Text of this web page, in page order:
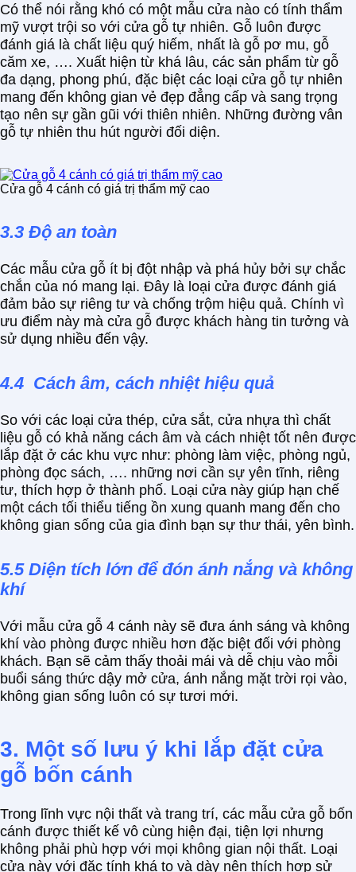
Có thể nói rằng khó có một mẫu cửa nào có tính thẩm
mỹ vượt trội so với cửa gỗ tự nhiên. Gỗ luôn được
đánh giá là chất liệu quý hiếm, nhất là gỗ pơ mu, gỗ
căm xe, …. Xuất hiện từ khá lâu, các sản phẩm từ gỗ
đa dạng, phong phú, đặc biệt các loại cửa gỗ tự nhiên
mang đến không gian vẻ đẹp đẳng cấp và sang trọng
tạo nên sự gần gũi với thiên nhiên. Những đường vân
gỗ tự nhiên thu hút người đối diện.
Cửa gỗ 4 cánh có giá trị thẩm mỹ cao
3.3 Độ an toàn
Các mẫu cửa gỗ ít bị đột nhập và phá hủy bởi sự chắc
chắn của nó mang lại. Đây là loại cửa được đánh giá
đảm bảo sự riêng tư và chống trộm hiệu quả. Chính vì
ưu điểm này mà cửa gỗ được khách hàng tin tưởng và
sử dụng nhiều đến vậy.
4.4 Cách âm, cách nhiệt hiệu quả
So với các loại cửa thép, cửa sắt, cửa nhựa thì chất
liệu gỗ có khả năng cách âm và cách nhiệt tốt nên được
lắp đặt ở các khu vực như: phòng làm việc, phòng ngủ,
phòng đọc sách, …. những nơi cần sự yên tĩnh, riêng
tư, thích hợp ở thành phố. Loại cửa này giúp hạn chế
một cách tối thiểu tiếng ồn xung quanh mang đến cho
không gian sống của gia đình bạn sự thư thái, yên bình.
5.5 Diện tích lớn để đón ánh nắng và không
khí
Với mẫu cửa gỗ 4 cánh này sẽ đưa ánh sáng và không
khí vào phòng được nhiều hơn đặc biệt đối với phòng
khách. Bạn sẽ cảm thấy thoải mái và dễ chịu vào mỗi
buổi sáng thức dậy mở cửa, ánh nắng mặt trời rọi vào,
không gian sống luôn có sự tươi mới.
3. Một số lưu ý khi lắp đặt cửa
gỗ bốn cánh
Trong lĩnh vực nội thất và trang trí, các mẫu cửa gỗ bốn
cánh được thiết kế vô cùng hiện đại, tiện lợi nhưng
không phải phù hợp với mọi không gian nội thất. Loại
cửa này với đặc tính khá to và dày nên thích hợp sử